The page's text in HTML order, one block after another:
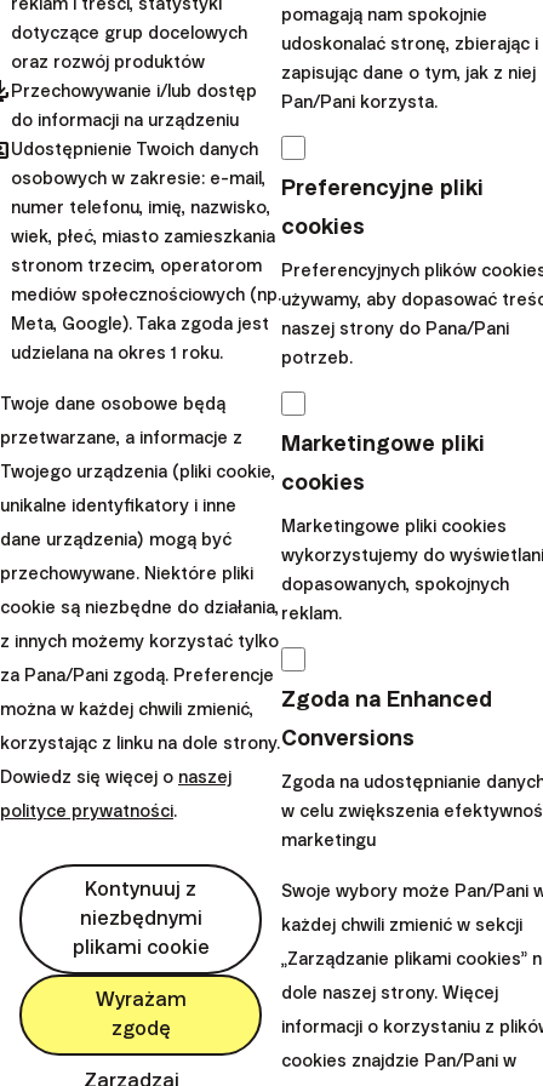
Wynik jest obliczany jako procentowa zmiana
wartości portfela w danym okresie.
Korzystamy z dziennych danych o kursach
walut publikowanych przez Bloomberg, aby
obliczyć rzeczywiste wyniki w lokalnych walutach.
Porównanie z wynikami
modelowanymi
Rzeczywiste wyniki każdej strategii można znaleźć w
poniższej tabeli. Dane są aktualne na dzień 28.02.2023.
Uwaga dotycząca przedstawionych danych:
osiągnięte w przeszłości nie stanowią gwarancji
przyszłych zwrotów, a Twoja inwestycja może
zakończyć się stratą. Pamiętajo ryzyku, jakie
Dla porównania załączamy również wykres
przedstawiający wyniki
portfela 100% akcji.Można w
nim zobaczyćporównanie rzeczywistych wyników
osiągniętych
na koniec lutego 2018 r.oraz
dotyczące grup docelowych
oraz rozwój produktów
Przechowywanie i/lub dostęp
do informacji na urządzeniu
Udostępnienie Twoich danych
osobowych w zakresie: e-mail,
numer telefonu, imię, nazwisko,
wiek, płeć, miasto zamieszkania
stronom trzecim, operatorom
mediów społecznościowych (np.
Meta, Google). Taka zgoda jest
udzielana na okres 1 roku.
Twoje dane osobowe będą
przetwarzane, a informacje z
Twojego urządzenia (pliki cookie,
unikalne identyfikatory i inne
dane urządzenia) mogą być
przechowywane. Niektóre pliki
cookie są niezbędne do działania,
z innych możemy korzystać tylko
za Pana/Pani zgodą. Preferencje
można w każdej chwili zmienić,
korzystając z linku na dole strony.
Dowiedz się więcej o naszej
polityce prywatności.
Kontynuuj z
niezbędnymi
plikami cookie
Wyrażam
zgodę
Zarządzaj
pomagają nam spokojnie
udoskonalać stronę, zbierając i
zapisując dane o tym, jak z niej
Pan/Pani korzysta.
Preferencyjne pliki
cookies
Preferencyjnych plików
używamy, aby dopasować
naszej strony do Pana/Pani
potrzeb.
Marketingowe pliki
cookies
Marketingowe pliki cookies
wykorzystujemy do
dopasowanych, spokojnych
reklam.
Zgoda na Enhanced
Conversions
Zgoda na udostępnianie
w celu zwiększenia
marketingu
Swoje wybory może Pan/Pani
każdej chwili zmienić w sekcji
„Zarządzanie plikami cookies”
dole naszej strony. Więcej
informacji o korzystaniu z
cookies znajdzie Pan/Pani w